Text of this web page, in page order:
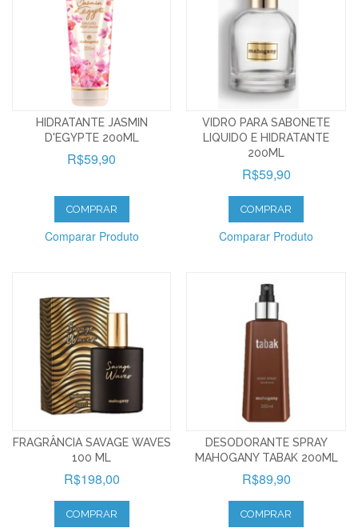
HIDRATANTE JASMIN
D'EGYPTE 200ML
R$59,90
COMPRAR
Comparar Produto
VIDRO PARA SABONETE
LIQUIDO E HIDRATANTE
200ML
R$59,90
COMPRAR
Comparar Produto
FRAGRÂNCIA SAVAGE WAVES
100 ML
R$198,00
COMPRAR
DESODORANTE SPRAY
MAHOGANY TABAK 200ML
R$89,90
COMPRAR